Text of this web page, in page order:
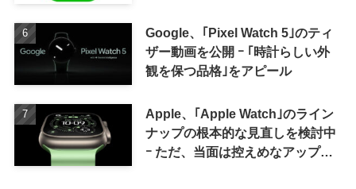
Google、｢Pixel Watch 5｣のティ
ザー動画を公開 ｰ ｢時計らしい外
観を保つ品格｣をアピール
Apple、｢Apple Watch｣のライン
ナップの根本的な見直しを検討中
ｰ ただ、当面は控えめなアップグ